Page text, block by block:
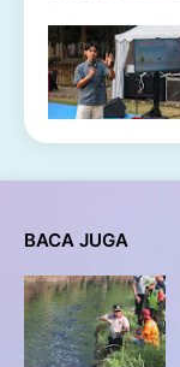
BACA JUGA